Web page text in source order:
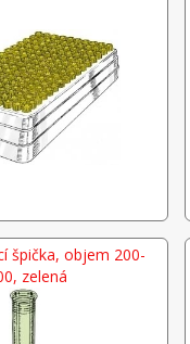
špička, objem 200-
zelená